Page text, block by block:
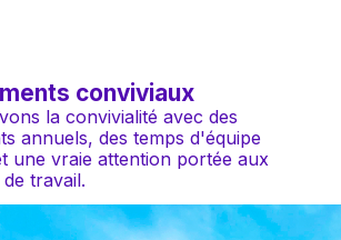
conviviaux
la convivialité avec des
annuels, des temps d'équipe
une vraie attention portée aux
travail.